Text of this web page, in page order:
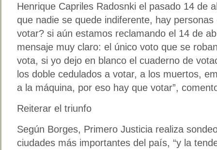
Henrique Capriles Radosnki el pasado 14 de
que nadie se quede indiferente, hay
votar? si aún estamos reclamando el 14 de
mensaje muy claro: el único voto que se
vota, si yo dejo en blanco el cuaderno de
los doble cedulados a votar, a los muertos,
a la máquina, por eso hay que votar”,
Reiterar el triunfo
Según Borges, Primero Justicia realiza
ciudades más importantes del país, “y la